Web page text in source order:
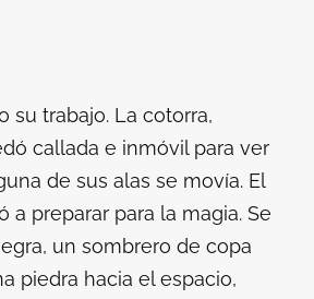
su trabajo. La cotorra,
callada e inmóvil para ver
de sus alas se movía. El
a preparar para la magia. Se
un sombrero de copa
piedra hacia el espacio,